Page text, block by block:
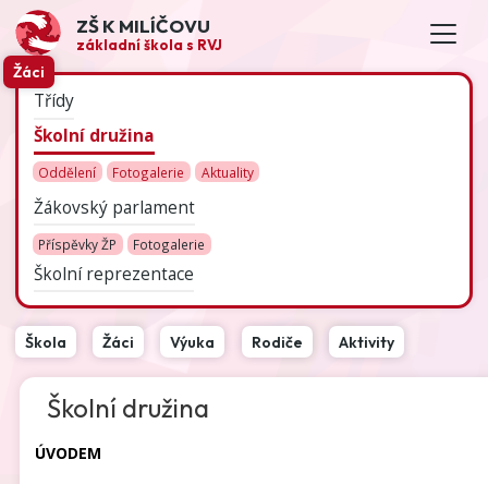
ZŠ K MILÍČOVU
základní škola s RVJ
Žáci
Třídy
Školní družina
Oddělení Fotogalerie Aktuality
Žákovský parlament
Příspěvky ŽP Fotogalerie
Školní reprezentace
Škola Žáci Výuka Rodiče Aktivity
Školní družina
ÚVODEM